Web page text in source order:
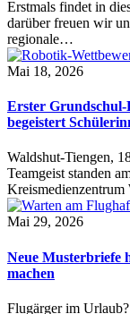
Erstmals findet in
darüber freuen wir
regionale…
Mai 18, 2026
Erster
begeistert
Waldshut-Tiengen,
Teamgeist standen
Mai 29, 2026
Neue Musterbriefe
machen
Flugärger im